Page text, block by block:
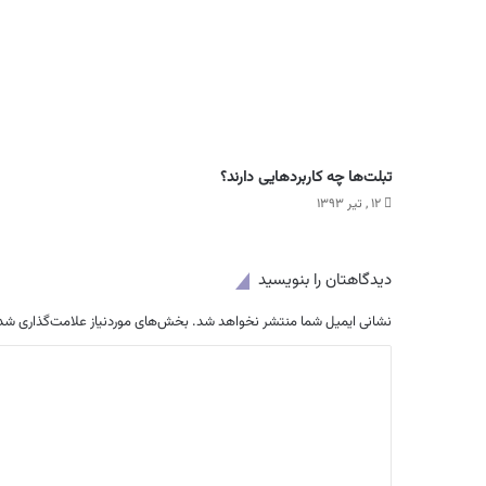
تبلت‌ها چه کاربردهایی دارند؟
۱۲ , تیر ۱۳۹۳
دیدگاهتان را بنویسید
نشانی ایمیل شما منتشر نخواهد شد. بخش‌های موردنیاز علامت‌گذاری